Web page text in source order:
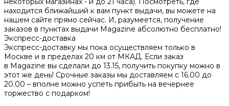
находится ближайший к вам пункт выдачи, вы можете на
нашем сайте прямо сейчас. И, разумеется, получение
заказов в пунктах выдачи Magazine абсолютно бесплатно!
Экспресс-доставка
Экспресс-доставку мы пока осуществляем только в
Москве и в пределах 20 км от МКАД. Если заказ
в Magazine вы сделали до 13.15, получить покупку можно в
этот же день! Срочные заказы мы доставляем с 16.00 до
20.00 – вполне можно успеть прибыть на вечернее
торжество с подарком!